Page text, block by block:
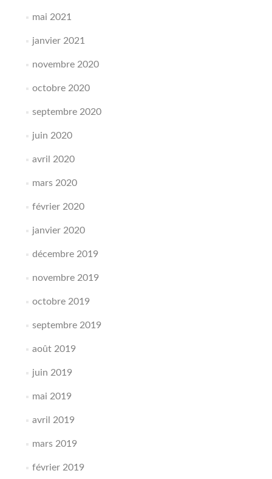
mai 2021
janvier 2021
novembre 2020
octobre 2020
septembre 2020
juin 2020
avril 2020
mars 2020
février 2020
janvier 2020
décembre 2019
novembre 2019
octobre 2019
septembre 2019
août 2019
juin 2019
mai 2019
avril 2019
mars 2019
février 2019